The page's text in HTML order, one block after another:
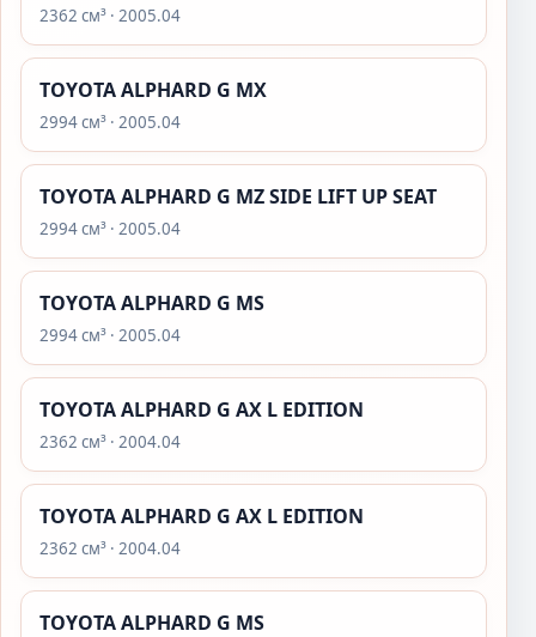
2362 см³ · 2005.04
TOYOTA ALPHARD G MX
2994 см³ · 2005.04
TOYOTA ALPHARD G MZ SIDE LIFT UP SEAT
2994 см³ · 2005.04
TOYOTA ALPHARD G MS
2994 см³ · 2005.04
TOYOTA ALPHARD G AX L EDITION
2362 см³ · 2004.04
TOYOTA ALPHARD G AX L EDITION
2362 см³ · 2004.04
TOYOTA ALPHARD G MS